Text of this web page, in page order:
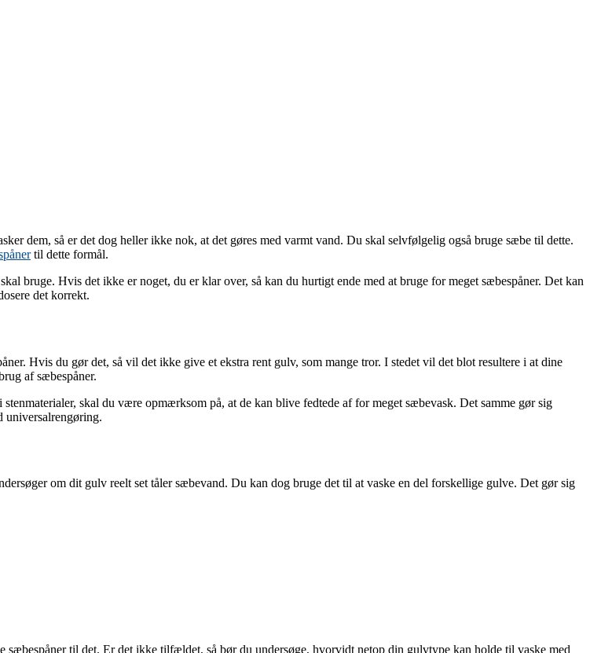
dem, så er det dog heller ikke nok, at det gøres med varmt vand. Du skal selvfølgelig også bruge sæbe til dette.
til dette formål.
bruge. Hvis det ikke er noget, du er klar over, så kan du hurtigt ende med at bruge for meget sæbespåner. Det kan
det korrekt.
Hvis du gør det, så vil det ikke give et ekstra rent gulv, som mange tror. I stedet vil det blot resultere i at dine
af sæbespåner.
skal du være opmærksom på, at de kan blive fedtede af for meget sæbevask. Det samme gør sig
universalrengøring.
om dit gulv reelt set tåler sæbevand. Du kan dog bruge det til at vaske en del forskellige gulve. Det gør sig
sæbespåner til det. Er det ikke tilfældet, så bør du undersøge, hvorvidt netop din gulvtype kan holde til vaske med